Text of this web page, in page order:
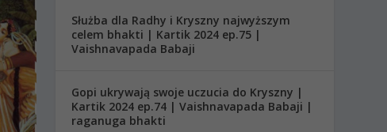
Służba dla Radhy i Kryszny najwyższym
celem bhakti | Kartik 2024 ep.75 |
Vaishnavapada Babaji
Gopi ukrywają swoje uczucia do Kryszny |
Kartik 2024 ep.74 | Vaishnavapada Babaji |
raganuga bhakti